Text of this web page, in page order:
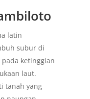
latin
subur di
ketinggian
laut.
tanah yang